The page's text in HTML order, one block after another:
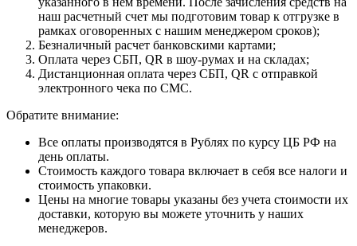
наш расчетный счет мы подготовим товар к отгрузке в
рамках оговоренных с нашим менеджером сроков);
Безналичный расчет банковскими картами;
Оплата через СБП, QR в шоу-румах и на складах;
Дистанционная оплата через СБП, QR с отправкой
электронного чека по СМС.
Обратите внимание:
Все оплаты производятся в Рублях по курсу ЦБ РФ на
день оплаты.
Стоимость каждого товара включает в себя все налоги и
стоимость упаковки.
Цены на многие товары указаны без учета стоимости их
доставки, которую вы можете уточнить у наших
менеджеров.